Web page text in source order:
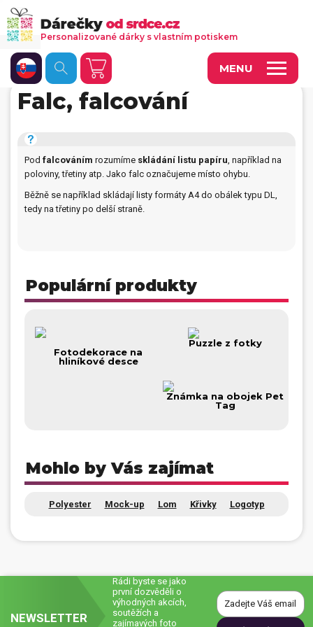
MENU
Fotoobrazy a dekorace
Kalendáře s vlastními fotkami
Trička a oděvy
Personalizované hry
Přívěsky, dog tagy, odznaky
Dárečky
Kontakty
Můj profil
Personalizované dárky s vlastním potiskem
Falc, falcování
Pod falcováním rozumíme skládání listu papíru, například na
poloviny, třetiny atp. Jako falc označujeme místo ohybu.
Běžně se například skládají listy formáty A4 do obálek typu DL,
tedy na třetiny po delší straně.
Populární produkty
Fotodekorace na
hliníkové desce
Puzzle z fotky
Známka na obojek Pet
Tag
Mohlo by Vás zajímat
Polyester Mock-up Lom Křivky Logotyp
NEWSLETTER
Rádi byste se jako
první dozvěděli o
výhodných akcích,
soutěžích a
zajímavých foto